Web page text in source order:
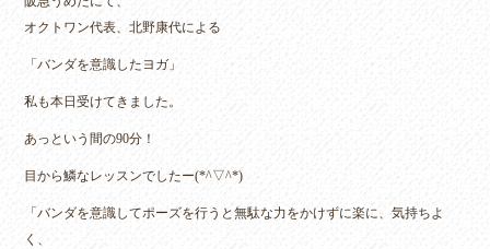
オクトワン代表、北野康代による
「バンダを意識したヨガ」
私も本日受けてきました。
あっという間の90分！
目から鱗なレッスンでしたー(*^▽^*)
「バンダを意識してポーズを行うと無駄な力をかけずに楽に、気持ちよ
く、